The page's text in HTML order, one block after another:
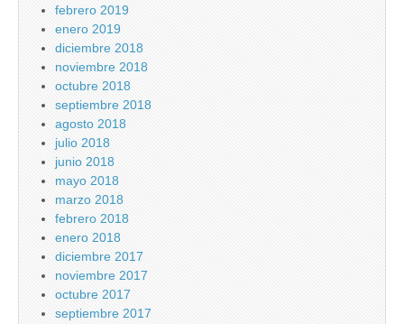
febrero 2019
enero 2019
diciembre 2018
noviembre 2018
octubre 2018
septiembre 2018
agosto 2018
julio 2018
junio 2018
mayo 2018
marzo 2018
febrero 2018
enero 2018
diciembre 2017
noviembre 2017
octubre 2017
septiembre 2017